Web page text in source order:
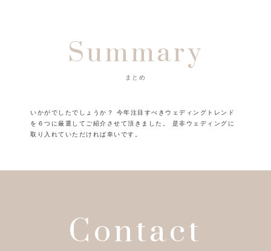
Summary
まとめ
いかがでしたでしょうか？
今年注目すべきウェディングトレンド
を６つに厳選してご紹介させて頂きました。
是非ウェディングに
取り入れていただければ幸いです。
Contact